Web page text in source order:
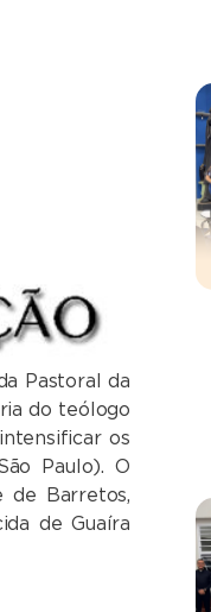
Pastoral da
do teólogo
os
Paulo). O
de Barretos,
de Guaíra